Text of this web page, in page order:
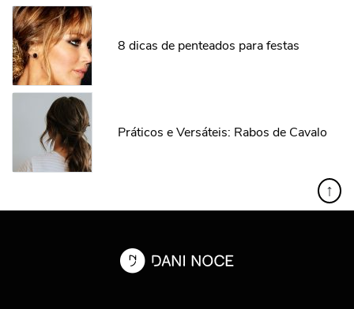
8 dicas de penteados para festas
Práticos e Versáteis: Rabos de Cavalo
↑